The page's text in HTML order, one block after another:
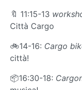
🔖 11:15-13
Città Cargo
🚲14-16: Cargo
città!
📦16:30-18: